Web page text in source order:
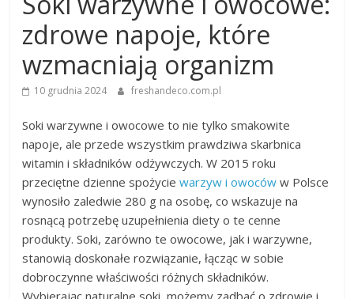
zdrowe napoje, które
wzmacniają organizm
10 grudnia 2024 freshandeco.com.pl
Soki warzywne i owocowe to nie tylko smakowite
napoje, ale przede wszystkim prawdziwa skarbnica
witamin i składników odżywczych. W 2015 roku
przeciętne dzienne spożyciewarzyw i owoców w Polsce
wynosiło zaledwie 280 g na osobę, co wskazuje na
rosnącą potrzebę uzupełnienia diety o te cenne
produkty. Soki, zarówno te owocowe, jak i warzywne,
stanowią doskonałe rozwiązanie, łącząc w sobie
dobroczynne właściwości różnych składników.
Wybierając naturalne soki, możemy zadbać o zdrowie i